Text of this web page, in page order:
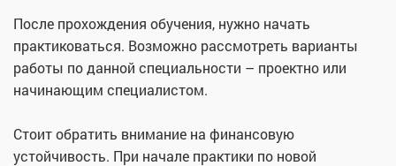
После прохождения обучения, нужно начать
практиковаться. Возможно рассмотреть варианты
работы по данной специальности – проектно или
начинающим специалистом.
Стоит обратить внимание на финансовую
устойчивость. При начале практики по новой